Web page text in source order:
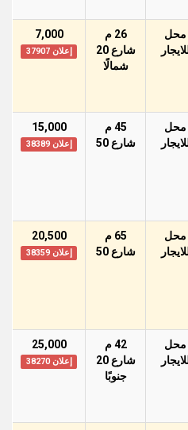
محل
26 م
شارع 20
شمالًا
7,000
إعلان 37907
محل
45 م
شارع 50
15,000
إعلان 38389
محل
65 م
شارع 50
20,500
إعلان 38359
محل
42 م
شارع 20
جنوبًا
25,000
إعلان 38270